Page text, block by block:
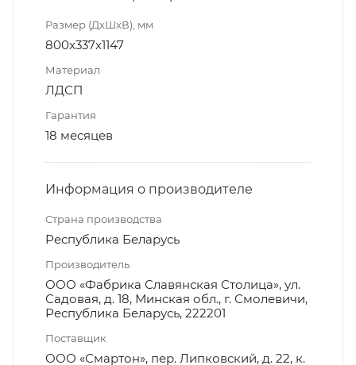
Размер (ДxШxВ), мм
800x337x1147
Материал
ЛДСП
Гарантия
18 месяцев
Информация о производителе
Страна производства
Республика Беларусь
Производитель
ООО «Фабрика Славянская Столица», ул.
Садовая, д. 18, Минская обл., г. Смолевичи,
Республика Беларусь, 222201
Поставщик
ООО «Смартон», пер. Липковский, д. 22, к.